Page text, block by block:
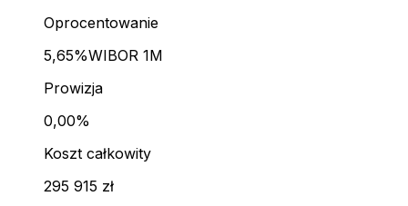
Oprocentowanie
5,65%WIBOR 1M
Prowizja
0,00%
Koszt całkowity
295 915 zł